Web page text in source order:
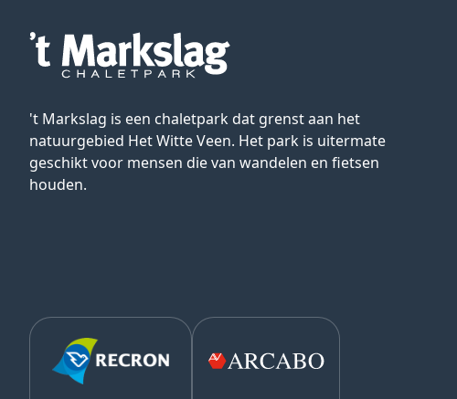
't Markslag is een chaletpark dat grenst aan het
natuurgebied Het Witte Veen. Het park is uitermate
geschikt voor mensen die van wandelen en fietsen
houden.